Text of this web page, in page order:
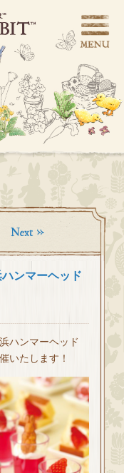
ンマーヘッド
ハンマーヘッド
いたします！